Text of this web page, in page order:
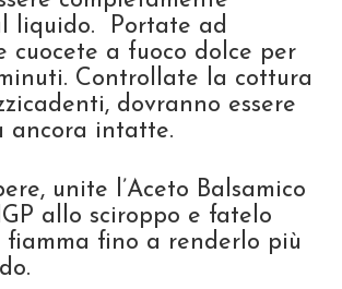
liquido. Portate ad
cuocete a fuoco dolce per
Controllate la cottura
dovranno essere
ancora intatte.
unite l’Aceto Balsamico
allo sciroppo e fatelo
fiamma fino a renderlo più